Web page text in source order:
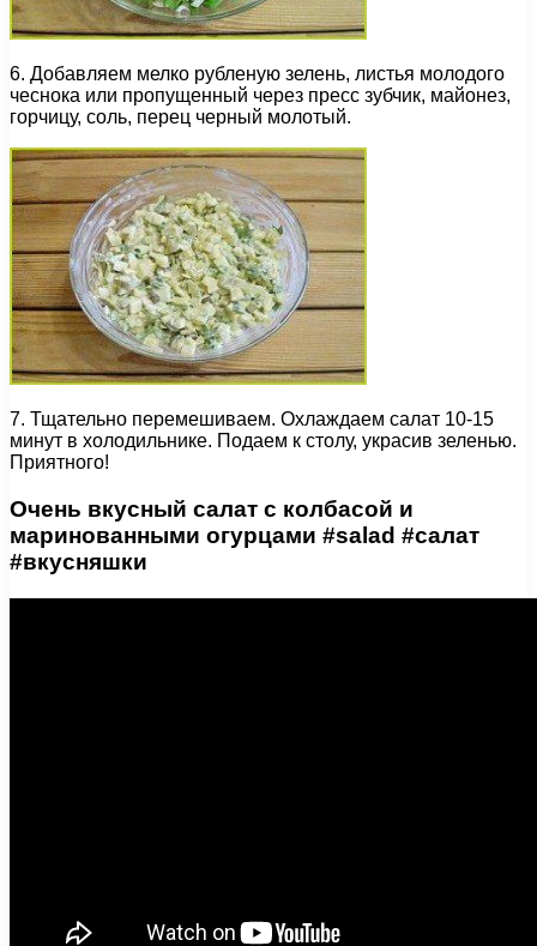
6. Добавляем мелко рубленую зелень, листья молодого
чеснока или пропущенный через пресс зубчик, майонез,
горчицу, соль, перец черный молотый.
7. Тщательно перемешиваем. Охлаждаем салат 10-15
минут в холодильнике. Подаем к столу, украсив зеленью.
Приятного!
Очень вкусный салат с колбасой и
маринованными огурцами #salad #салат
#вкусняшки